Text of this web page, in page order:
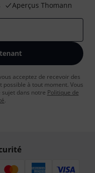
Aperçus Thomann
acceptez de recevoir des
à tout moment. Vous
dans notre Politique de
.